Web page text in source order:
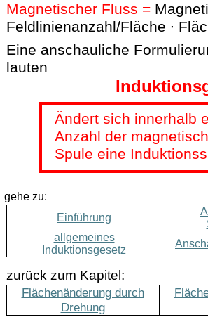
Magnetischer Fluss =
Feldlinienanzahl/Fläche ∙
Eine anschauliche
lauten
Ändert sich innerhalb
Anzahl der
Spule eine
gehe zu:
Einführung
allgemeines
Induktionsgesetz
zurück zum Kapitel:
Flächenänderung durch
Drehung